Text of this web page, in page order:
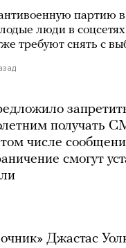
партию
люди в
требуют снять с
получать
числе
смогут
Джастас